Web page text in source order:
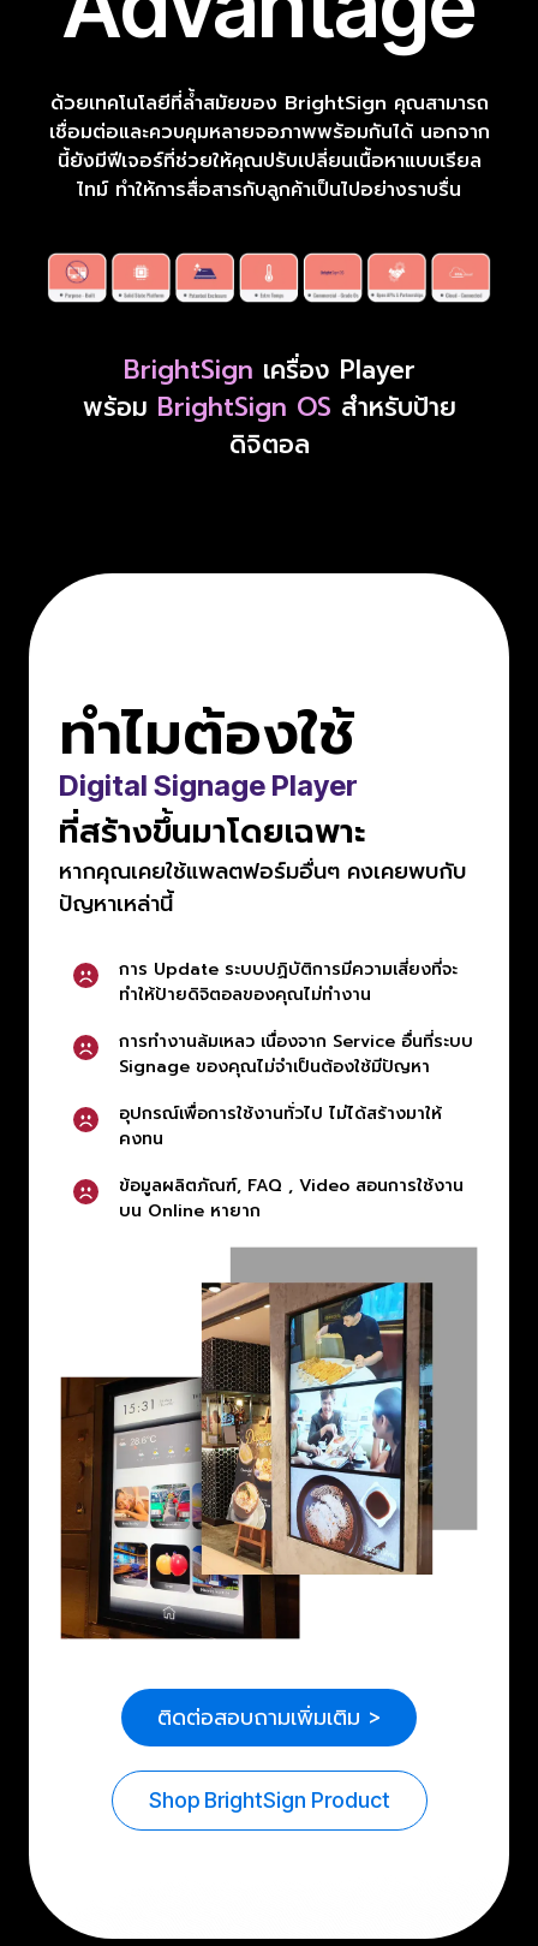
ด้วยเทคโนโลยีที่ล้ำสมัยของ BrightSign คุณสามารถ
เชื่อมต่อและควบคุมหลายจอภาพพร้อมกันได้ นอกจาก
นี้ยังมีฟีเจอร์ที่ช่วยให้คุณปรับเปลี่ยนเนื้อหาแบบเรียล
ไทม์ ทำให้การสื่อสารกับลูกค้าเป็นไปอย่างราบรื่น
BrightSign เครื่อง Player
พร้อม BrightSign OS สำหรับป้าย
ดิจิตอล
ทำไมต้องใช้
Digital Signage Player
ที่สร้างขึ้นมาโดยเฉพาะ
หากคุณเคยใช้แพลตฟอร์มอื่นๆ คงเคยพบกับ
ปัญหาเหล่านี้
การ Update ระบบปฏิบัติการมีความเสี่ยงที่จะ
ทำให้ป้ายดิจิตอลของคุณไม่ทำงาน
การทำงานล้มเหลว เนื่องจาก Service อื่นที่ระบบ
Signage ของคุณไม่จำเป็นต้องใช้มีปัญหา
อุปกรณ์เพื่อการใช้งานทั่วไป ไม่ได้สร้างมาให้
คงทน
ข้อมูลผลิตภัณฑ์, FAQ , Video สอนการใช้งาน
บน Online หายาก
ติดต่อสอบถามเพิ่มเติม >
Shop BrightSign Product